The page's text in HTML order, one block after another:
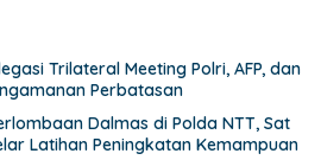
Trilateral Meeting Polri, AFP, dan
Perbatasan
Dalmas di Polda NTT, Sat
Latihan Peningkatan Kemampuan